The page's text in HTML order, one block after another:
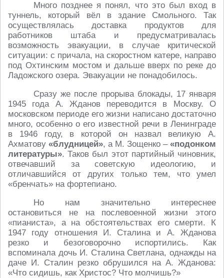
Много позднее я понял, что это был вход в
туннель, который вёл в здание Смольного. Так
осуществлялась доставка продуктов для
работников штаба и предусматривалась
возможность эвакуации, в случае критической
ситуации: с причала, на скоростном катере, направо
под Охтинским мостом и дальше вверх по реке до
Ладожского озера. Эвакуации не понадобилось.
Сразу же после прорыва блокады, 17 января
1945 года А. Жданов переводится в Москву. О
московском периоде его жизни написано достаточно
много, особенно о его известной речи в Ленинграде
в 1946 году, в которой он назвал великую А.
Ахматову «блудницей», а М. Зощенко – «подонком
литературы». Таков был этот партийный чиновник,
отвечавший за советскую идеологию, и
отличавшийся от других только тем, что умел
«бренчать» на фортепиано.
Но нам значительно интереснее
остановиться не на послевоенной жизни этого
«пианиста», а на обстоятельствах его смерти. К
1947 году отношения И. Сталина и А. Жданова
резко и безоговорочно испортились. Как
вспоминала дочь И. Сталина Светлана, однажды на
даче И. Сталин резко обрушился на А. Жданова:
«Что сидишь, как Христос? Что молчишь?»